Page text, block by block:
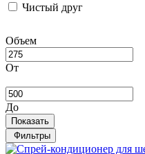
Чистый друг
Объем
От
До
Показать
Фильтры